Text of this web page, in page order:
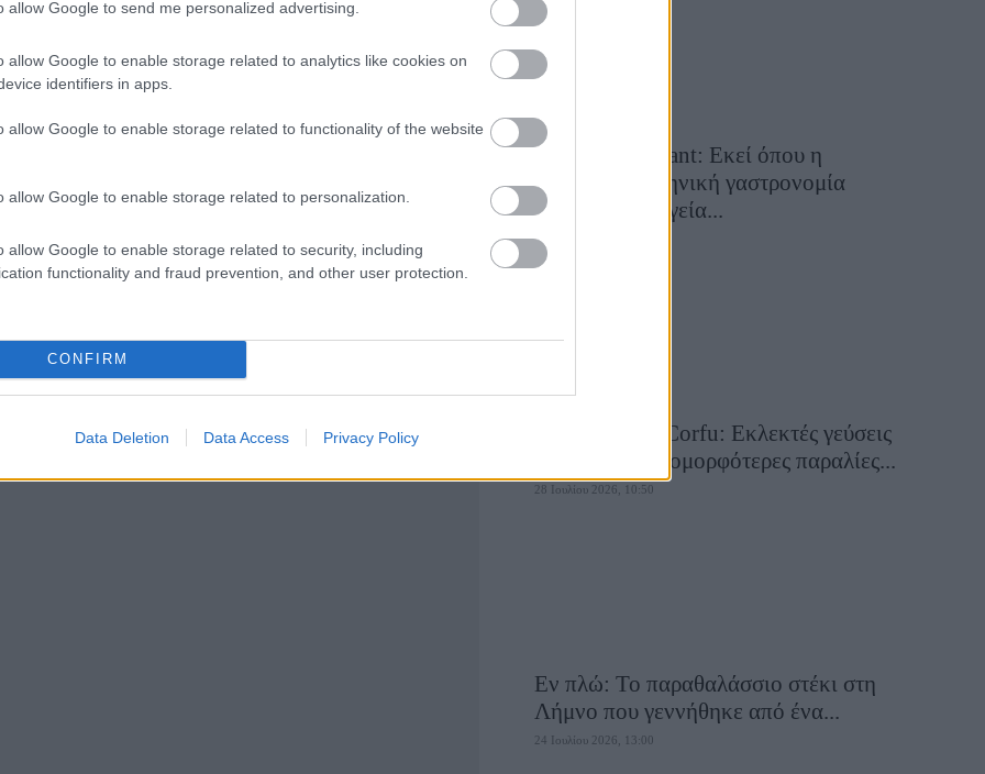
allow Google to send me personalized advertising.
allow Google to enable storage related to analytics like cookies on
identifiers in apps.
allow Google to enable storage related to functionality of the website
allow Google to enable storage related to personalization.
allow Google to enable storage related to security, including
functionality and fraud prevention, and other user protection.
CONFIRM
Data Deletion Data Access Privacy Policy
κόλποι της Ουαλίας ή οι απομονωμένες
ενώ φυσικά από τη λίστα δεν λείπουν
κατά μήκος μιας απόκρημνης ακτής είτε κάνετε
λίγο πολύ όλοι μας μπορούμε να εκτιμήσουμε
λοιπόν περίεργο που η νέα έρευνα του Lonely
από όλο τον κόσμο.
, υπάρχει η εκθαμβωτική παραλία
έχετε έστω σαν καρτ ποστάλ!
Cavos Restaurant: Εκεί όπου η
αυθεντική ελληνική γαστρονομία
συναντά τη μαγεία...
28 Ιουλίου 2026, 10:58
Aiolia Avlaki Corfu: Εκλεκτές γεύσεις
σε μία από τις ομορφότερες παραλίες...
28 Ιουλίου 2026, 10:50
Εν πλώ: Το παραθαλάσσιο στέκι στη
Λήμνο που γεννήθηκε από ένα...
24 Ιουλίου 2026, 13:00